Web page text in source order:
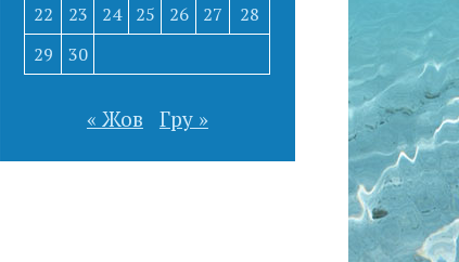
22
23 24 25 26 27
28
29
30
« Жов Гру »